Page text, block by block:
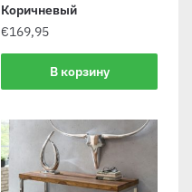
Коричневый
€169,95
В корзину